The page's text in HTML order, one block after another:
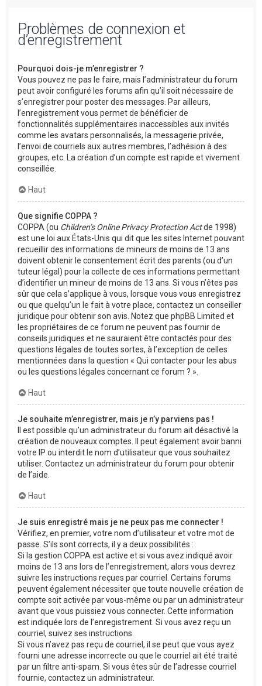
Problèmes de connexion et
d’enregistrement
Pourquoi dois-je m’enregistrer ?
Vous pouvez ne pas le faire, mais l’administrateur du forum
peut avoir configuré les forums afin qu’il soit nécessaire de
s’enregistrer pour poster des messages. Par ailleurs,
l’enregistrement vous permet de bénéficier de
fonctionnalités supplémentaires inaccessibles aux invités
comme les avatars personnalisés, la messagerie privée,
l’envoi de courriels aux autres membres, l’adhésion à des
groupes, etc. La création d’un compte est rapide et vivement
conseillée.
Haut
Que signifie COPPA ?
COPPA (ou Children’s Online Privacy Protection Actde 1998)
est une loi aux États-Unis qui dit que les sites Internet pouvant
recueillir des informations de mineurs de moins de 13 ans
doivent obtenir le consentement écrit des parents (ou d’un
tuteur légal) pour la collecte de ces informations permettant
d’identifier un mineur de moins de 13 ans. Si vous n’êtes pas
sûr que cela s’applique à vous, lorsque vous vous enregistrez
ou que quelqu’un le fait à votre place, contactez un conseiller
juridique pour obtenir son avis. Notez que phpBB Limited et
les propriétaires de ce forum ne peuvent pas fournir de
conseils juridiques et ne sauraient être contactés pour des
questions légales de toutes sortes, à l’exception de celles
mentionnées dans la question « Qui contacter pour les abus
ou les questions légales concernant ce forum ? ».
Haut
Je souhaite m’enregistrer, mais je n’y parviens pas !
Il est possible qu’un administrateur du forum ait désactivé la
création de nouveaux comptes. Il peut également avoir banni
votre IP ou interdit le nom d’utilisateur que vous souhaitez
utiliser. Contactez un administrateur du forum pour obtenir
de l’aide.
Haut
Je suis enregistré mais je ne peux pas me connecter !
Vérifiez, en premier, votre nom d’utilisateur et votre mot de
passe. S’ils sont corrects, il y a deux possibilités :
Si la gestion COPPA est active et si vous avez indiqué avoir
moins de 13 ans lors de l’enregistrement, alors vous devrez
suivre les instructions reçues par courriel. Certains forums
peuvent également nécessiter que toute nouvelle création de
compte soit activée par vous-même ou par un administrateur
avant que vous puissiez vous connecter. Cette information
est indiquée lors de l’enregistrement. Si vous avez reçu un
courriel, suivez ses instructions.
Si vous n’avez pas reçu de courriel, il se peut que vous ayez
fourni une adresse incorrecte ou que le courriel ait été traité
par un filtre anti-spam. Si vous êtes sûr de l’adresse courriel
fournie, contactez un administrateur.